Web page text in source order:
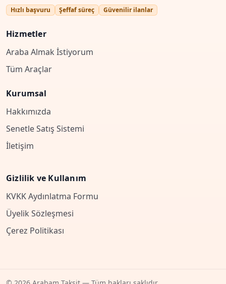
Hızlı başvuru Şeffaf süreç Güvenilir ilanlar
Hizmetler
Araba Almak İstiyorum
Tüm Araçlar
Kurumsal
Hakkımızda
Senetle Satış Sistemi
İletişim
Gizlilik ve Kullanım
KVKK Aydınlatma Formu
Üyelik Sözleşmesi
Çerez Politikası